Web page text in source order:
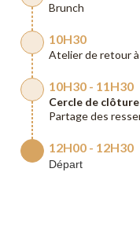
Brunch
10H30
Atelier de retour
10H30 - 11H30
Cercle de clôture
Partage des
12H00 - 12H30
Départ